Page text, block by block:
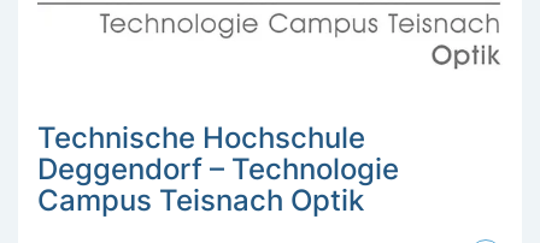
Technische Hochschule
Deggendorf – Technologie
Campus Teisnach Optik